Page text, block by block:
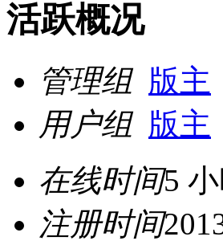
活跃概况
管理组 版主
用户组 版主
在线时间5
注册时间